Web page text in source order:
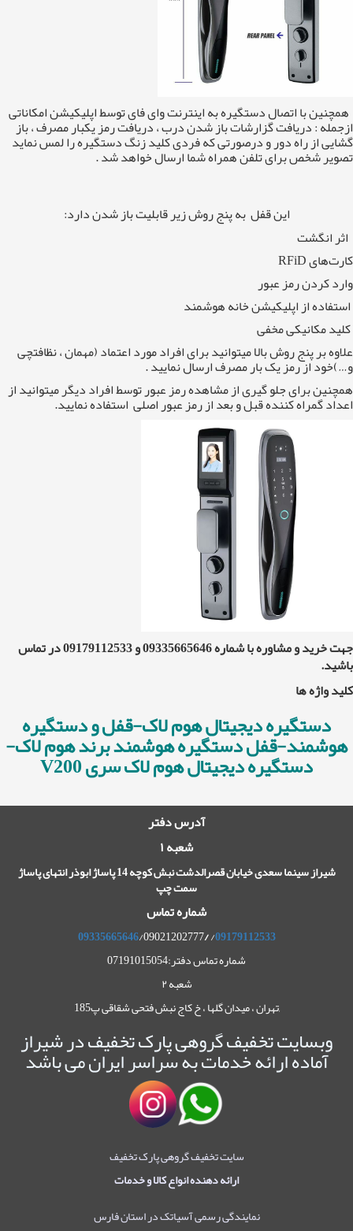
همچنین با اتصال دستگیره به اینترنت وای فای توسط اپلیکیشن امکاناتی
ازجمله : دریافت گزارشات باز شدن درب ، دریافت رمز یکبار مصرف ، باز
گشایی از راه دور و درصورتی که فردی کلید زنگ دستگیره را لمس نماید
تصویر شخص برای تلفن همراه شما ارسال خواهد شد .
این قفل به پنج روش زیر قابلیت باز شدن دارد:
اثر انگشت
کارت‌های RFiD
وارد کردن رمز عبور
استفاده از اپلیکیشن خانه هوشمند
کلید مکانیکی مخفی
علاوه بر پنج روش بالا میتوانید برای افراد مورد اعتماد (مهمان ، نظافتچی
و…)خود از رمز یک بار مصرف ارسال نمایید .
همچنین برای جلو گیری از مشاهده رمز عبور توسط افراد دیگر میتوانید از
اعداد گمراه کننده قبل و بعد از رمز عبور اصلی استفاده نمایید.
جهت خرید و مشاوره با شماره 09335665646 و 09179112533 در تماس
باشید.
کلید واژه ها
دستگیره دیجیتال هوم لاک-قفل و دستگیره
هوشمند-قفل دستگیره هوشمند برند هوم لاک-
دستگیره دیجیتال هوم لاک سری V200
آدرس دفتر
شعبه ۱
شیراز سینما سعدی خیابان قصرالدشت نبش کوچه 14 پاساژ ابوذر انتهای پاساژ
سمت چپ
شماره تماس
09179112533
/
/
09335665646/09021202777
شماره تماس دفتر:07191015054
شعبه ۲
,تهران ، میدان گلها ، خ کاج نبش فتحی شقاقی پ185
وبسایت تخفیف گروهی پارک تخفیف در شیراز
آماده ارائه خدمات به سراسر ایران می باشد
سایت تخفیف گروهی پارک تخفیف
ارائه دهنده انواع کالا و خدمات
نمایندگی رسمی آسیاتک در استان فارس